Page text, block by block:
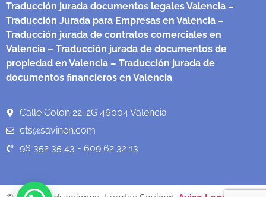
Traducción jurada documentos legales Valencia –
Traducción Jurada para Empresas en Valencia –
Traducción jurada de contratos comerciales en
Valencia – Traducción jurada de documentos de
propiedad en Valencia – Traducción jurada de
documentos financieros en Valencia
Calle Colon 22-2G 46004 Valencia
cts@savinen.com
96 352 35 43 - 609 62 32 13